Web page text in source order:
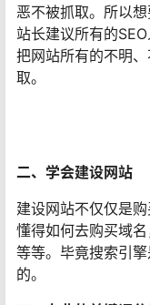
恶不被抓取。所以
站长建议所有的
把网站所有的不明
取。
二、学会建设网站
建设网站不仅仅是
懂得如何去购买域
等等。毕竟搜索引
的。